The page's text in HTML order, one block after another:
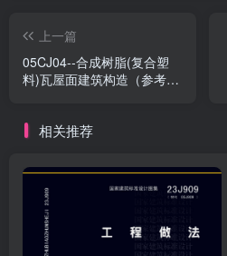
上一篇
05CJ04--合成树脂(复合塑
料)瓦屋面建筑构造（参考图
相关推荐